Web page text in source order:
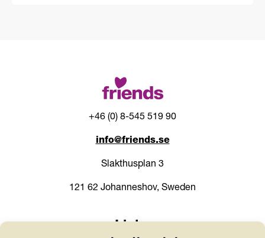
+46 (0) 8-545 519 90
info@friends.se
Slakthusplan 3
121 62 Johanneshov, Sweden